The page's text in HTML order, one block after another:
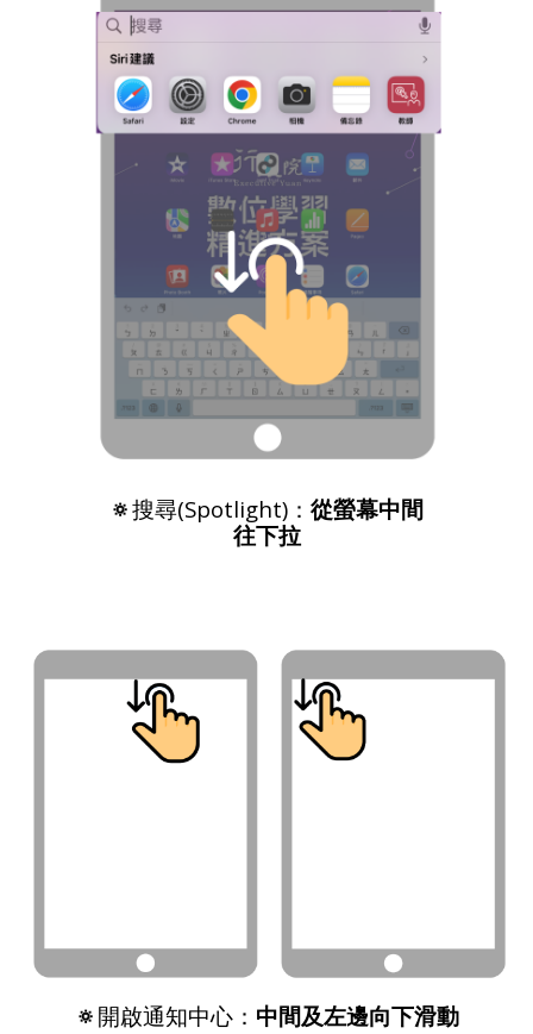
🔅搜尋(Spotlight)： 從螢幕中間
往下拉
🔅 開啟通知中心： 中間及左邊向下滑動